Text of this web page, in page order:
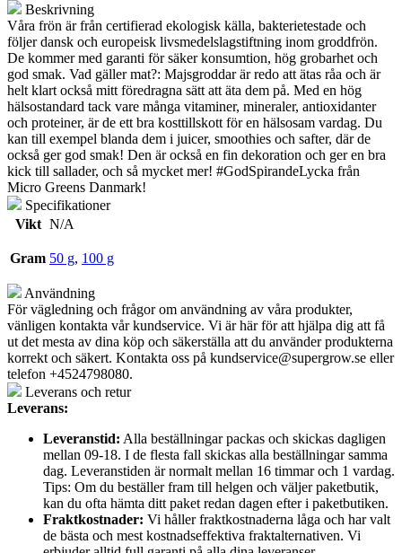
Beskrivning
Våra frön är från certifierad ekologisk källa, bakterietestade och
följer dansk och europeisk livsmedelslagstiftning inom groddfrön.
De kommer med garanti för säker konsumtion, hög grobarhet och
god smak. Vad gäller mat?: Majsgroddar är redo att ätas råa och är
helt klart också mitt föredragna sätt att äta dem på. Med en hög
hälsostandard tack vare många vitaminer, mineraler, antioxidanter
och proteiner, är de ett bra kosttillskott för en hälsosam vardag. Du
kan till exempel blanda dem i juicer, smoothies och safter, där de
också ger god smak! Den är också en fin dekoration och ger en bra
kick till sallader, och så mycket mer! #GodSpirandeLycka från
Micro Greens Danmark!
Specifikationer
Vikt N/A
Gram 50 g, 100 g
Användning
För vägledning och frågor om användning av våra produkter,
vänligen kontakta vår kundservice. Vi är här för att hjälpa dig att få
ut det mesta av dina köp och säkerställa att du använder produkterna
korrekt och säkert. Kontakta oss på kundservice@supergrow.se eller
telefon +4524798080.
Leverans och retur
Leverans:
Leveranstid: Alla beställningar packas och skickas dagligen
mellan 09-18. I de flesta fall skickas alla beställningar samma
dag. Leveranstiden är normalt mellan 16 timmar och 1 vardag.
Tips: Om du beställer fram till helgen och väljer paketbutik,
kan du ofta hämta ditt paket redan dagen efter i paketbutiken.
Fraktkostnader: Vi håller fraktkostnaderna låga och har valt
de bästa och mest kostnadseffektiva fraktalternativen. Vi